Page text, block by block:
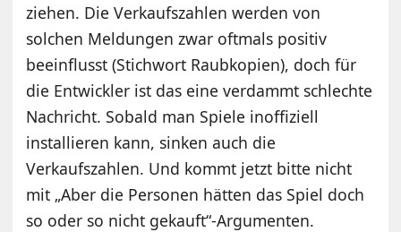
ziehen. Die Verkaufszahlen werden von
solchen Meldungen zwar oftmals positiv
beeinflusst (Stichwort Raubkopien), doch für
die Entwickler ist das eine verdammt schlechte
Nachricht. Sobald man Spiele inoffiziell
installieren kann, sinken auch die
Verkaufszahlen. Und kommt jetzt bitte nicht
mit „Aber die Personen hätten das Spiel doch
so oder so nicht gekauft“-Argumenten.